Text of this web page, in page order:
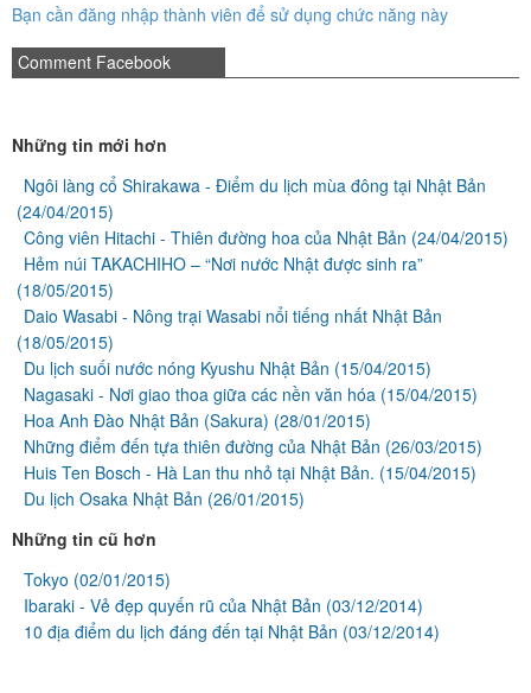
Bạn cần đăng nhập thành viên để sử dụng chức năng này
Comment Facebook
Những tin mới hơn
Ngôi làng cổ Shirakawa - Điểm du lịch mùa đông tại Nhật Bản
(24/04/2015)
Công viên Hitachi - Thiên đường hoa của Nhật Bản (24/04/2015)
Hẻm núi TAKACHIHO – “Nơi nước Nhật được sinh ra”
(18/05/2015)
Daio Wasabi - Nông trại Wasabi nổi tiếng nhất Nhật Bản
(18/05/2015)
Du lịch suối nước nóng Kyushu Nhật Bản (15/04/2015)
Nagasaki - Nơi giao thoa giữa các nền văn hóa (15/04/2015)
Hoa Anh Đào Nhật Bản (Sakura) (28/01/2015)
Những điểm đến tựa thiên đường của Nhật Bản (26/03/2015)
Huis Ten Bosch - Hà Lan thu nhỏ tại Nhật Bản. (15/04/2015)
Du lịch Osaka Nhật Bản (26/01/2015)
Những tin cũ hơn
Tokyo (02/01/2015)
Ibaraki - Vẻ đẹp quyến rũ của Nhật Bản (03/12/2014)
10 địa điểm du lịch đáng đến tại Nhật Bản (03/12/2014)